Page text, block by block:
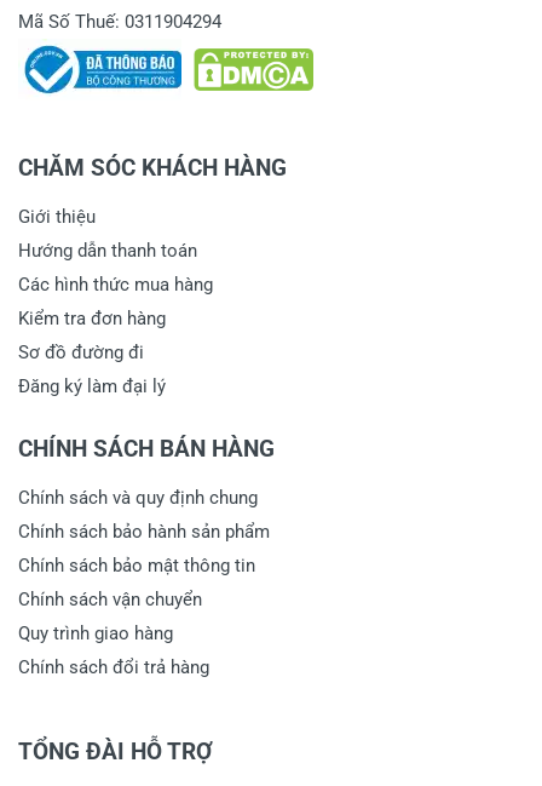
Gửi nhận xét
Mã Số Thuế: 0311904294
CHĂM SÓC KHÁCH HÀNG
Giới thiệu
Hướng dẫn thanh toán
Các hình thức mua hàng
Kiểm tra đơn hàng
Sơ đồ đường đi
Đăng ký làm đại lý
CHÍNH SÁCH BÁN HÀNG
Chính sách và quy định chung
Chính sách bảo hành sản phẩm
Chính sách bảo mật thông tin
Chính sách vận chuyển
Quy trình giao hàng
Chính sách đổi trả hàng
TỔNG ĐÀI HỖ TRỢ